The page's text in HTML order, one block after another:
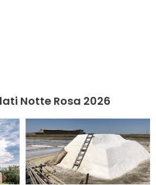
Notte Rosa 2026